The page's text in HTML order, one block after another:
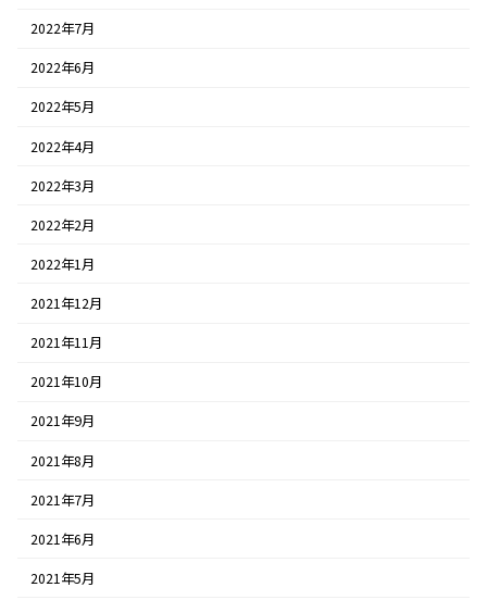
2022年7月
2022年6月
2022年5月
2022年4月
2022年3月
2022年2月
2022年1月
2021年12月
2021年11月
2021年10月
2021年9月
2021年8月
2021年7月
2021年6月
2021年5月